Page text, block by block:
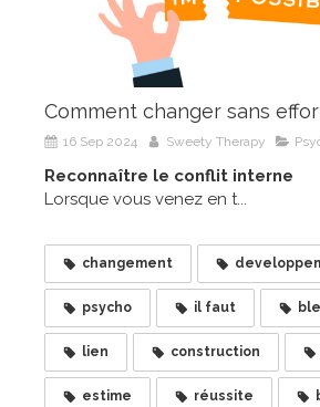
Comment changer sans
16 Sep 2024 Sweety Therapy
Reconnaître le conflit interne
Lorsque vous venez en t...
changement
psycho il faut
lien construction
estime réussite